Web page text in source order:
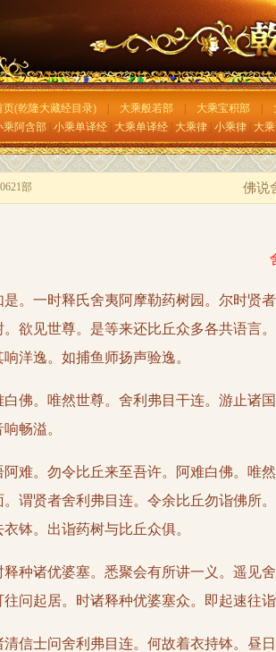
页(乾隆大藏经目录)| 大乘般若部| 大乘宝积部|
乘阿含部| 小乘单译经| 大乘单译经| 大乘律| 小乘律| 大
部 佛说
一时释氏舍夷阿摩勒药树园。尔时贤者
。欲见世尊。是等来还比丘众多各共语言
洋逸。如捕鱼师扬声验逸。
。唯然世尊。舍利弗目干连。游止诸国
畅溢。
。勿令比丘来至吾许。阿难白佛。唯然
。谓贤者舍利弗目连。令余比丘勿诣佛所
衣钵。出诣药树与比丘众俱。
诸优婆塞。悉聚会有所讲一义。遥见舍
往问起居。时诸释种优婆塞众。即起速往
士问舍利弗目连。何故着衣持钵。昼日